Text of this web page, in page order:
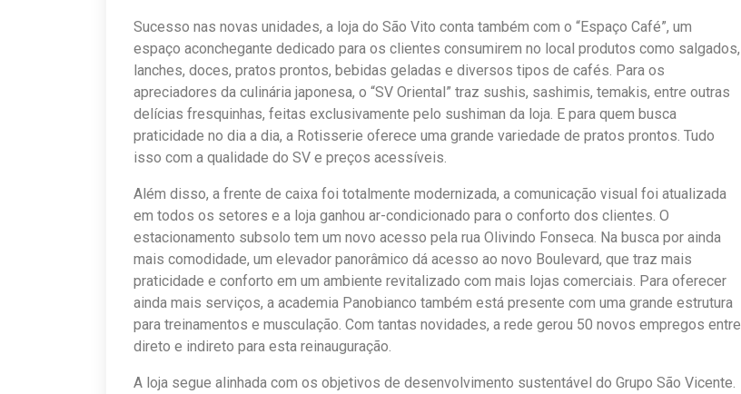
Sucesso nas novas unidades, a loja do São Vito conta também com o “Espaço Café”, um
espaço aconchegante dedicado para os clientes consumirem no local produtos como salgados,
lanches, doces, pratos prontos, bebidas geladas e diversos tipos de cafés. Para os
apreciadores da culinária japonesa, o “SV Oriental” traz sushis, sashimis, temakis, entre outras
delícias fresquinhas, feitas exclusivamente pelo sushiman da loja. E para quem busca
praticidade no dia a dia, a Rotisserie oferece uma grande variedade de pratos prontos. Tudo
isso com a qualidade do SV e preços acessíveis.
Além disso, a frente de caixa foi totalmente modernizada, a comunicação visual foi atualizada
em todos os setores e a loja ganhou ar-condicionado para o conforto dos clientes. O
estacionamento subsolo tem um novo acesso pela rua Olivindo Fonseca. Na busca por ainda
mais comodidade, um elevador panorâmico dá acesso ao novo Boulevard, que traz mais
praticidade e conforto em um ambiente revitalizado com mais lojas comerciais. Para oferecer
ainda mais serviços, a academia Panobianco também está presente com uma grande estrutura
para treinamentos e musculação. Com tantas novidades, a rede gerou 50 novos empregos entre
direto e indireto para esta reinauguração.
A loja segue alinhada com os objetivos de desenvolvimento sustentável do Grupo São Vicente.